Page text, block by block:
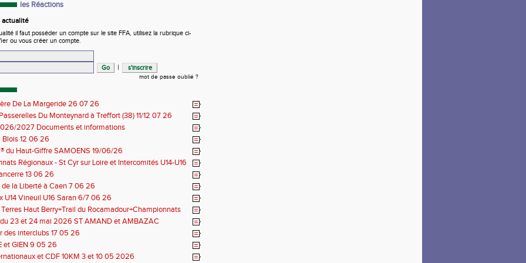
les Réactions
actualité
il faut posséder un compte sur le site FFA, utilisez la rubrique ci-
ou vous créer un compte.
|
mot de passe oublié ?
De La Margeride 26 07 26
Du Monteynard à Treffort (38) 11/12 07 26
2027 Documents et informations
Blois 12 06 26
du Haut-Giffre SAMOENS 19/06/26
Régionaux - St Cyr sur Loire et Intercomités U14-U16
06 2613 06 26
la Liberté à Caen 7 06 26
U14 Vineuil U16 Saran 6/7 06 26
Haut Berry+Trail du Rocamadour+Championnats
31 05 2026
23 et 24 mai 2026 ST AMAND et AMBAZAC
des interclubs 17 05 26
et GIEN 9 05 26
et CDF 10KM 3 et 10 05 2026